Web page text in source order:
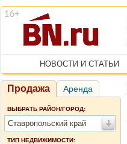
НОВОСТИ И СТАТЬИ
Продажа Аренда
ВЫБРАТЬ РАЙОН/ГОРОД:
Ставропольский край
ТИП НЕДВИЖИМОСТИ: